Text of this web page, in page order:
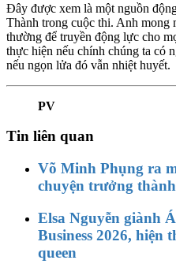
Đây được xem là một nguồn
Thành trong cuộc thi. Anh mong
thường để truyền động lực cho
thực hiện nếu chính chúng ta có
nếu ngọn lửa đó vẫn nhiệt huyết.
PV
Tin liên quan
Võ Minh Phụng ra
chuyện trưởng
Elsa Nguyễn giành
Business 2026, hiện
queen